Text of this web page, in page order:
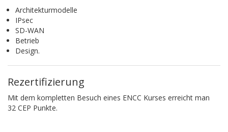
Architekturmodelle
IPsec
SD-WAN
Betrieb
Design.
Rezertifizierung
Mit dem kompletten Besuch eines ENCC Kurses erreicht man
32 CEP Punkte.